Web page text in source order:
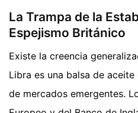
La Trampa de la
Espejismo Británico
Existe la creencia
Libra es una balsa de
de mercados emergentes.